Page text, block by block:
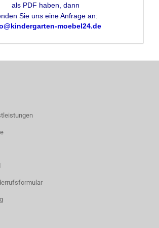
als PDF haben, dann
Sie uns eine Anfrage an:
moebel24.de